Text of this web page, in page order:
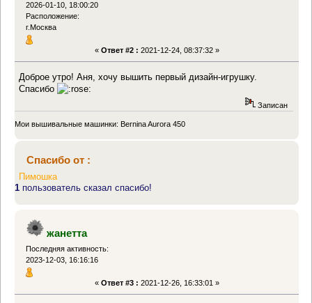
2026-01-10, 18:00:20
Расположение:
г.Москва
« Ответ #2 : 2021-12-24, 08:37:32 »
Доброе утро! Аня, хочу вышить первый дизайн-игрушку.
Спасибо
Записан
Мои вышивальные машинки: Bernina Aurora 450
Спасибо от :
Пимошка
1 пользователь сказал спасибо!
жанетта
Последняя активность:
2023-12-03, 16:16:16
« Ответ #3 : 2021-12-26, 16:33:01 »